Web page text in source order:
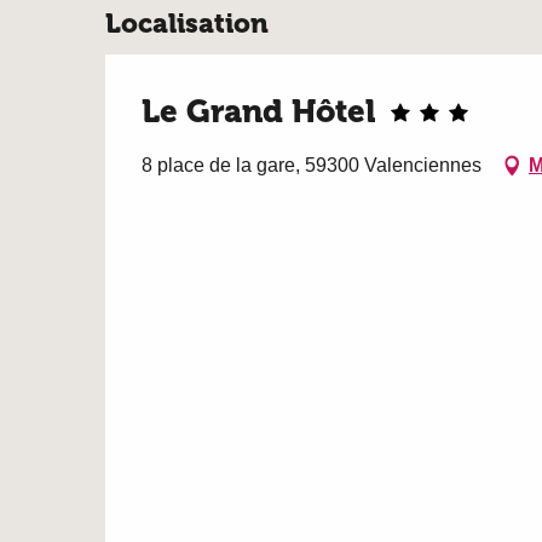
Localisation
Le Grand Hôtel
8 place de la gare, 59300 Valenciennes